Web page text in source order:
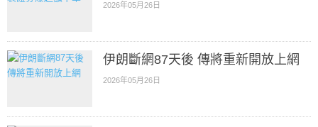
2026年05月26日
伊朗斷網87天後 傳將重新開放上網
2026年05月26日